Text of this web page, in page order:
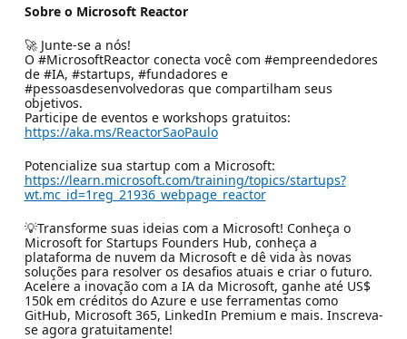
Sobre o Microsoft Reactor
🚀 Junte-se a nós!
O #MicrosoftReactor conecta você com #empreendedores
de #IA, #startups, #fundadores e
#pessoasdesenvolvedoras que compartilham seus
objetivos.
Participe de eventos e workshops gratuitos:
https://aka.ms/ReactorSaoPaulo
Potencialize sua startup com a Microsoft:
https://learn.microsoft.com/training/topics/startups?
wt.mc_id=1reg_21936_webpage_reactor
💡Transforme suas ideias com a Microsoft! Conheça o
Microsoft for Startups Founders Hub, conheça a
plataforma de nuvem da Microsoft e dê vida às novas
soluções para resolver os desafios atuais e criar o futuro.
Acelere a inovação com a IA da Microsoft, ganhe até US$
150k em créditos do Azure e use ferramentas como
GitHub, Microsoft 365, LinkedIn Premium e mais. Inscreva-
se agora gratuitamente!